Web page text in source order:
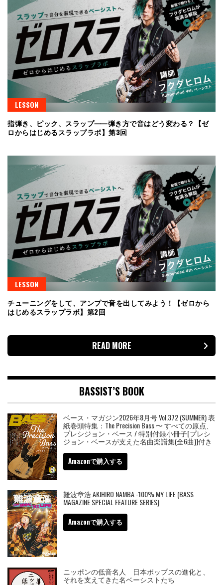
LESSON
指弾き、ピック、スラップ⸺弾き方で音はどう変わる？【ゼ
ロからはじめるスラップラボ】第3回
LESSON
チューニングをして、アンプで音を出してみよう！【ゼロから
はじめるスラップラボ】第2回
READ MORE
BASSIST’S BOOK
ベース・マガジン2026年8月号 Vol.372 (SUMMER) 表
紙巻頭特集：The Precision Bass 〜 すべての原点、
プレシジョン・ベース / 特別付録小冊子[プレシ
ジョン・ベースが支えた名曲楽譜集(全6曲)]付き
Amazonで購入する
難波章浩 AKIHIRO NAMBA -100% MY LIFE (BASS
MAGAZINE SPECIAL FEATURE SERIES)
Amazonで購入する
ニッポンの低音名人 日本ポップスの進化と、
それを支えてきた名ベーシストたち